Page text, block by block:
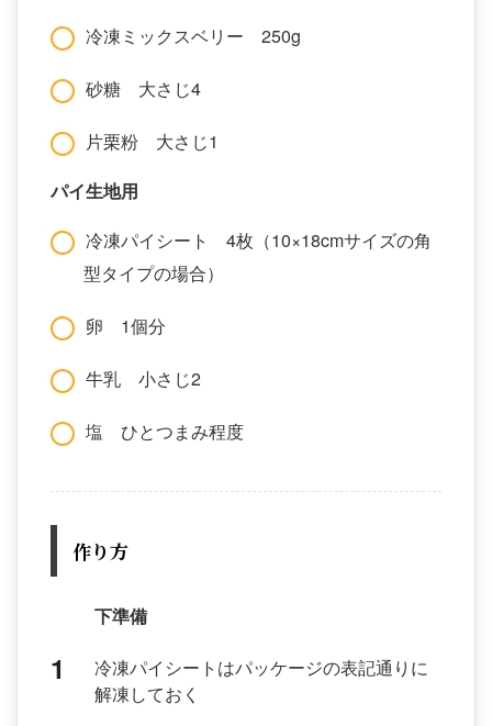
冷凍ミックスベリー 250g
砂糖 大さじ4
片栗粉 大さじ1
パイ生地用
冷凍パイシート 4枚（10×18cmサイズの角
型タイプの場合）
卵 1個分
牛乳 小さじ2
塩 ひとつまみ程度
作り方
下準備
冷凍パイシートはパッケージの表記通りに
解凍しておく